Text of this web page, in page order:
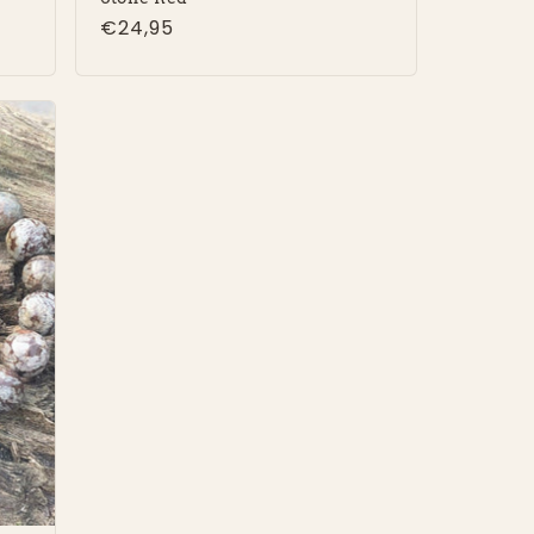
Normale
€24,95